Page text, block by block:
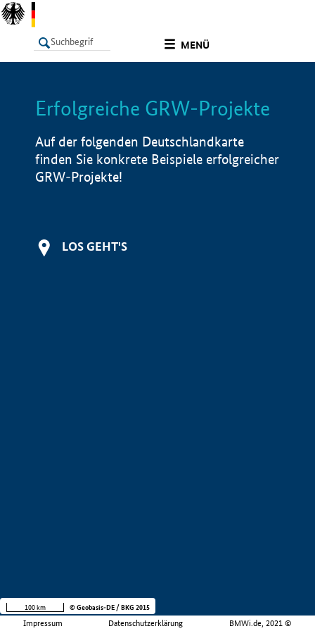
MENÜ
LISTE Info
Erfolgreiche GRW-Projekte
Auf der folgenden Deutschlandkarte
finden Sie konkrete Beispiele erfolgreicher
GRW-Projekte!
LOS GEHT'S
Impressum Datenschutzerklärung BMWi.de, 2021 ©
100 km © Geobasis-DE / BKG 2015